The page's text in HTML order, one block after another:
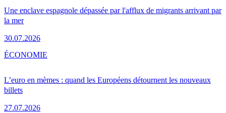
Une enclave espagnole dépassée par l'afflux de migrants arrivant par
la mer
30.07.2026
L’euro en mèmes : quand les Européens détournent les nouveaux
billets
27.07.2026
ÉCONOMIE